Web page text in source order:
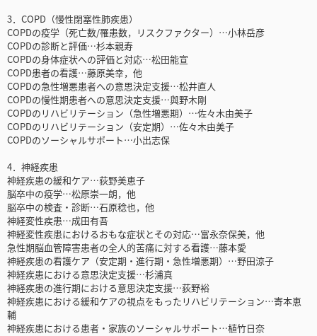
3．COPD（慢性閉塞性肺疾患）
COPDの疫学（死亡数/罹患数，リスクファクター）…小林岳彦
COPDの診断と評価…杉本親寿
COPDの身体症状への評価と対応…松田能宣
COPD患者の看護…藤原美幸，他
COPDの急性増悪患者への意思決定支援…松井直人
COPDの慢性期患者への意思決定支援…與野木剛
COPDのリハビリテーション（急性増悪期）…佐々木由美子
COPDのリハビリテーション（安定期）…佐々木由美子
COPDのソーシャルサポート…小出志保
4．神経疾患
神経疾患の緩和ケア…荻野美恵子
脳卒中の疫学…松原崇一朗，他
脳卒中の検査・診断…石原稔也，他
神経変性疾患…成田有吾
神経変性疾患におけるおもな症状とその対応…富永奈保美，他
急性期脳血管障害患者の全人的苦痛に対する看護…藤本愛
神経疾患の看護ケア（安定期・進行期・急性増悪期）…野田涼子
神経疾患における意思決定支援…杉浦真
神経疾患の進行期における意思決定支援…荻野裕
神経疾患における緩和ケアの視点をもったリハビリテーション…寄本恵
輔
神経疾患における患者・家族のソーシャルサポート…植竹日奈